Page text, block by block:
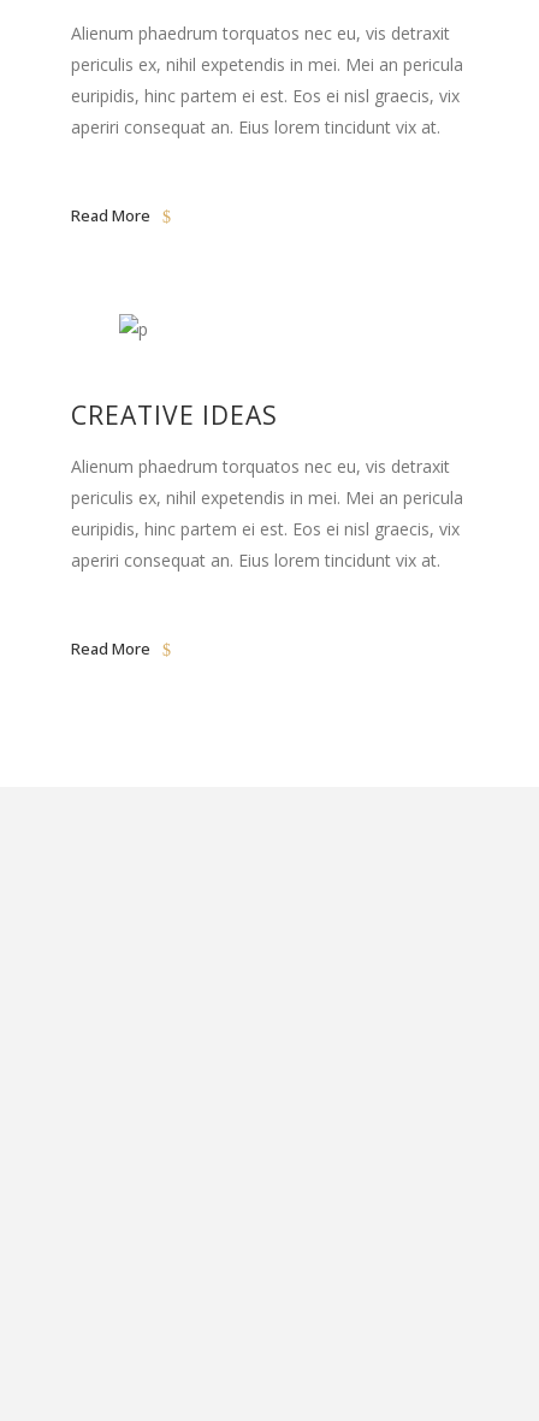
Alienum phaedrum torquatos nec eu, vis detraxit
periculis ex, nihil expetendis in mei. Mei an pericula
euripidis, hinc partem ei est. Eos ei nisl graecis, vix
aperiri consequat an. Eius lorem tincidunt vix at.
Read More
CREATIVE IDEAS
Alienum phaedrum torquatos nec eu, vis detraxit
periculis ex, nihil expetendis in mei. Mei an pericula
euripidis, hinc partem ei est. Eos ei nisl graecis, vix
aperiri consequat an. Eius lorem tincidunt vix at.
Read More